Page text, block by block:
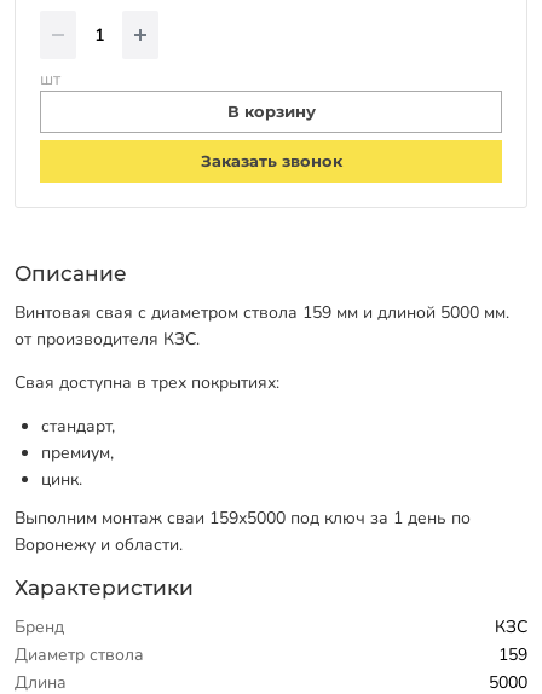
шт
В корзину
Заказать звонок
Описание
Винтовая свая с диаметром ствола 159 мм и длиной 5000 мм.
от производителя КЗС.
Свая доступна в трех покрытиях:
стандарт,
премиум,
цинк.
Выполним монтаж сваи 159х5000 под ключ за 1 день по
Воронежу и области.
Характеристики
Бренд
КЗС
Диаметр ствола
159
Длина
5000